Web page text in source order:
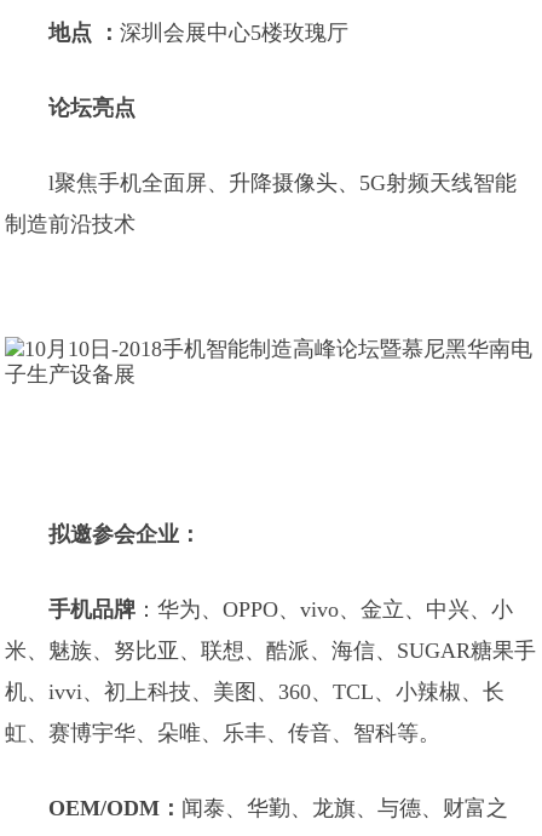
地点 ：深圳会展中心5楼玫瑰厅
论坛亮点
l聚焦手机全面屏、升降摄像头、5G射频天线智能
制造前沿技术
拟邀参会企业：
手机品牌 ：华为、OPPO、vivo、金立、中兴、小
米、魅族、努比亚、联想、酷派、海信、SUGAR糖果手
机、ivvi、初上科技、美图、360、TCL、小辣椒、长
虹、赛博宇华、朵唯、乐丰、传音、智科等。
OEM/ODM： 闻泰、华勤、龙旗、与德、财富之